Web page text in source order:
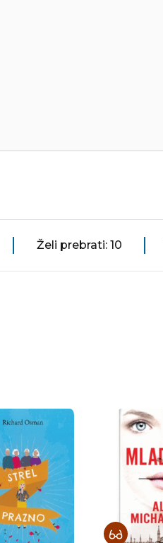
Želi prebrati: 10